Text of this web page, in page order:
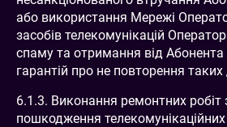
або використання Мережі
засобів телекомунікацій
спаму та отримання від
гарантій про не повторення
6.1.3. Виконання ремонтних робіт
пошкодження